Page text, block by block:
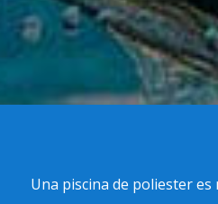
Una piscina de poliester